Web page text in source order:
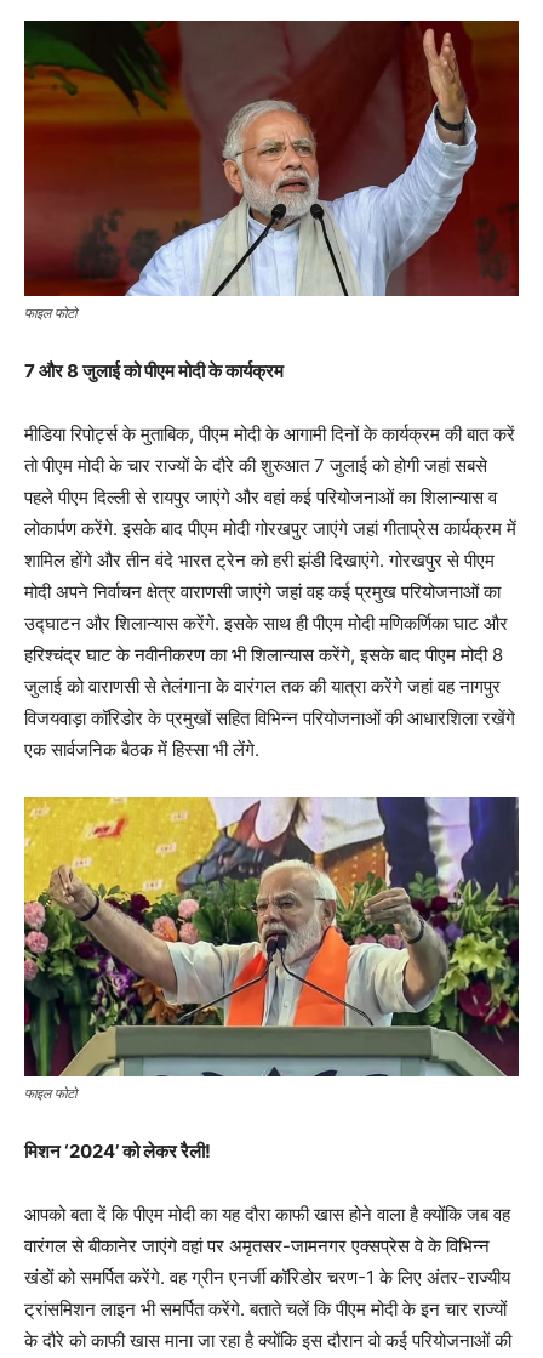
फाइल फोटो
7 और 8 जुलाई को पीएम मोदी के कार्यक्रम
मीडिया रिपोर्ट्स के मुताबिक, पीएम मोदी के आगामी दिनों के कार्यक्रम की बात करें
तो पीएम मोदी के चार राज्यों के दौरे की शुरुआत 7 जुलाई को होगी जहां सबसे
पहले पीएम दिल्ली से रायपुर जाएंगे और वहां कई परियोजनाओं का शिलान्यास व
लोकार्पण करेंगे. इसके बाद पीएम मोदी गोरखपुर जाएंगे जहां गीताप्रेस कार्यक्रम में
शामिल होंगे और तीन वंदे भारत ट्रेन को हरी झंडी दिखाएंगे. गोरखपुर से पीएम
मोदी अपने निर्वाचन क्षेत्र वाराणसी जाएंगे जहां वह कई प्रमुख परियोजनाओं का
उद्घाटन और शिलान्यास करेंगे. इसके साथ ही पीएम मोदी मणिकर्णिका घाट और
हरिश्चंद्र घाट के नवीनीकरण का भी शिलान्यास करेंगे, इसके बाद पीएम मोदी 8
जुलाई को वाराणसी से तेलंगाना के वारंगल तक की यात्रा करेंगे जहां वह नागपुर
विजयवाड़ा कॉरिडोर के प्रमुखों सहित विभिन्न परियोजनाओं की आधारशिला रखेंगे
एक सार्वजनिक बैठक में हिस्सा भी लेंगे.
फाइल फोटो
मिशन ‘2024’ को लेकर रैली!
आपको बता दें कि पीएम मोदी का यह दौरा काफी खास होने वाला है क्योंकि जब वह
वारंगल से बीकानेर जाएंगे वहां पर अमृतसर-जामनगर एक्सप्रेस वे के विभिन्न
खंडों को समर्पित करेंगे. वह ग्रीन एनर्जी कॉरिडोर चरण-1 के लिए अंतर-राज्यीय
ट्रांसमिशन लाइन भी समर्पित करेंगे. बताते चलें कि पीएम मोदी के इन चार राज्यों
के दौरे को काफी खास माना जा रहा है क्योंकि इस दौरान वो कई परियोजनाओं की